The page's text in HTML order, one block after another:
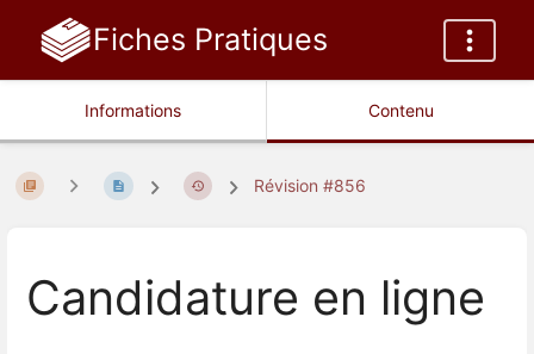
Fiches Pratiques
Informations Contenu
Révision #856
Candidature en ligne